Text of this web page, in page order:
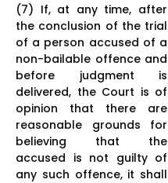
(7) If, at any time, after
the conclusion of the trial
of a person accused of a
non-bailable offence and
before judgment is
delivered, the Court is of
opinion that there are
reasonable grounds for
believing that the
accused is not guilty of
any such offence, it shall